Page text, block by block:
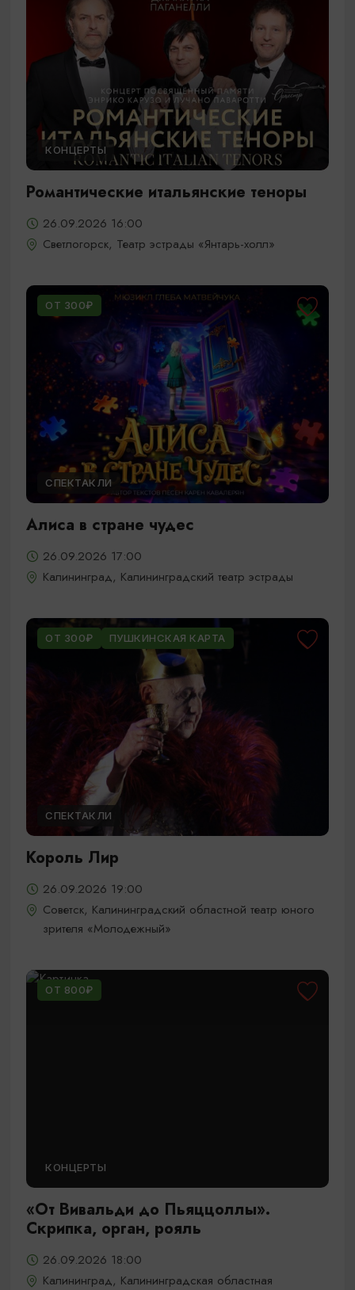
КОНЦЕРТЫ
Романтические итальянские теноры
26.09.2026 16:00
Светлогорск, Театр эстрады «Янтарь-холл»
ОТ 300₽
СПЕКТАКЛИ
Алиса в стране чудес
26.09.2026 17:00
Калининград, Калининградский театр эстрады
ОТ 300₽ ПУШКИНСКАЯ КАРТА
СПЕКТАКЛИ
Король Лир
26.09.2026 19:00
Советск, Калининградский областной театр юного
зрителя «Молодежный»
ОТ 800₽
КОНЦЕРТЫ
«От Вивальди до Пьяццоллы».
Скрипка, орган, рояль
26.09.2026 18:00
Калининград, Калининградская областная